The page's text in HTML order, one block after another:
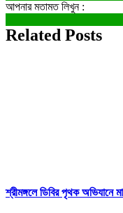
আপনার মতামত লিখুন :
Related Posts
শ্রীমঙ্গলে ডিবির পৃথক অভিযানে